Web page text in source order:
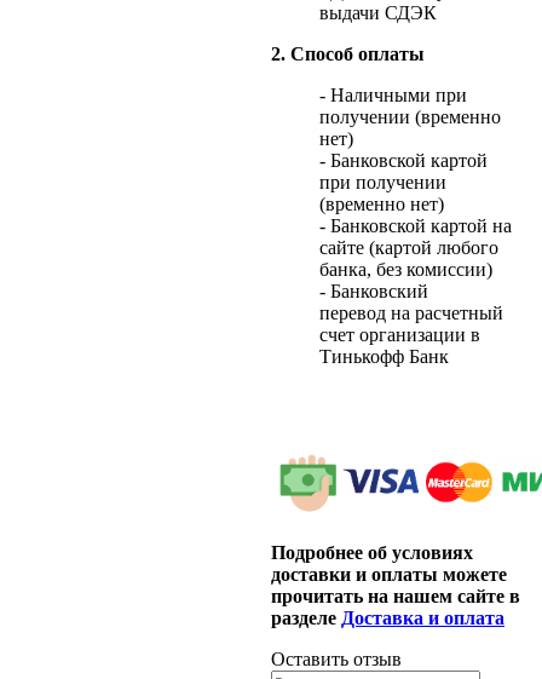
выдачи СДЭК
2. Способ оплаты
- Наличными при
получении (временно
нет)
- Банковской картой
при получении
(временно нет)
- Банковской картой на
сайте (картой любого
банка, без комиссии)
- Банковский
перевод на расчетный
счет организации в
Тинькофф Банк
Подробнее об условиях
доставки и оплаты можете
прочитать на нашем сайте в
разделе Доставка и оплата
Оставить отзыв